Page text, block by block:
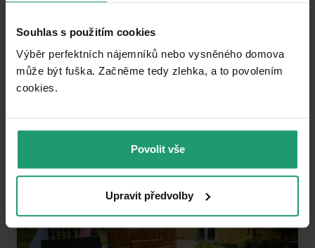
Souhlas s použitím cookies
Výběr perfektních nájemníků nebo vysněného domova
může být fuška. Začněme tedy zlehka, a to povolením
cookies.​
Povolit vše
Upravit předvolby
RECREATIONAL PROPERTY TO RENT
Tršice - Lipňany, Olomoucký Region
1 ložnice
Add to favorites